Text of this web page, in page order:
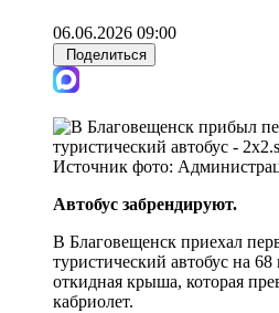
06.06.2026 09:00
Поделиться
Источник фото:
Автобус забрендируют.
В Благовещенск приехал
туристический автобус на
откидная крыша, которая
кабриолет.